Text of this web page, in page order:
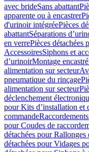
avec brideSans abattant
apparente ou à encastrer
d'urinoir intégréePièces
abattantSéparations
en verrePièces détachées
AccessoiresSiphons et
dʼurinoirMontage encastré
alimentation sur secteur
pneumatique du rinçage
alimentation sur secteur
déclenchement
pour Kits d’installation et
commande
pour Coudes de
détachées pour Rallonges
détachées pour Vidages